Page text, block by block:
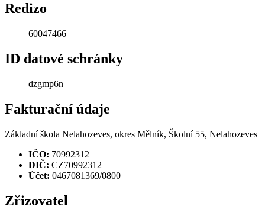
Redizo
60047466
ID datové schránky
dzgmp6n
Fakturační údaje
Základní škola Nelahozeves, okres Mělník, Školní 55, Nelahozeves
IČO: 70992312
DIČ: CZ70992312
Účet: 0467081369/0800
Zřizovatel